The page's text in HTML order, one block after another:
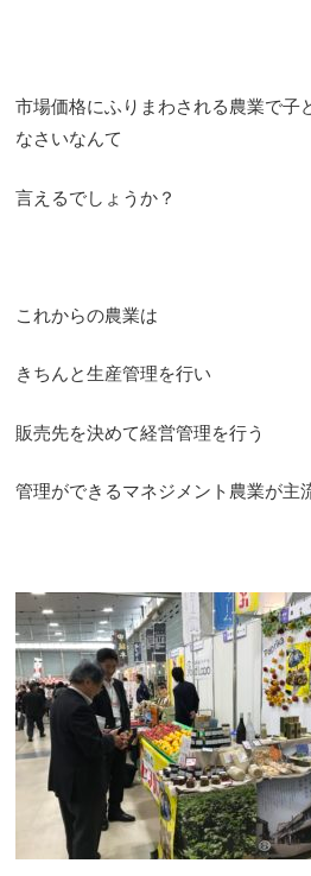
市場価格にふりまわされる農業で子
なさいなんて
言えるでしょうか？
これからの農業は
きちんと生産管理を行い
販売先を決めて経営管理を行う
管理ができるマネジメント農業が主